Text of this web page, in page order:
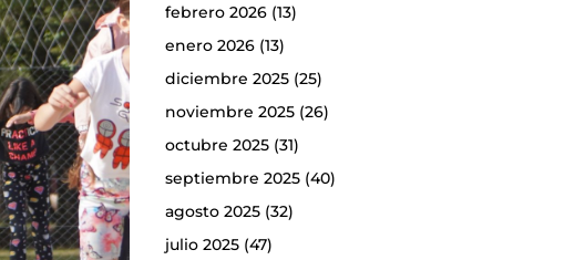
febrero 2026(13)
enero 2026(13)
diciembre 2025(25)
noviembre 2025(26)
octubre 2025(31)
septiembre 2025(40)
agosto 2025(32)
julio 2025(47)